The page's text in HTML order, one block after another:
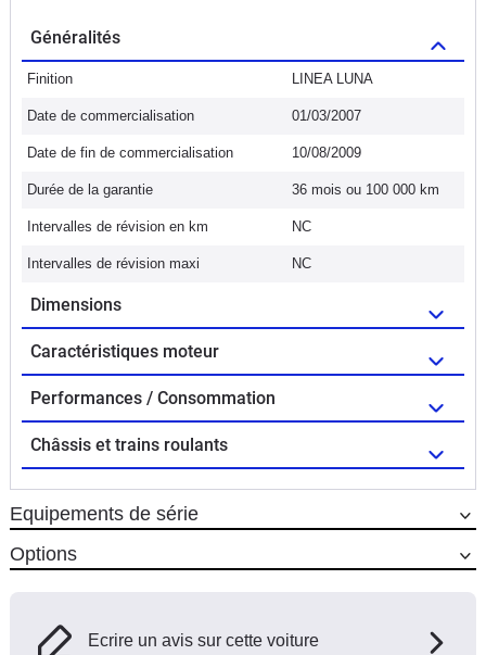
Généralités
Finition LINEA LUNA
Date de commercialisation 01/03/2007
Date de fin de commercialisation 10/08/2009
Durée de la garantie 36 mois ou 100 000 km
Intervalles de révision en km NC
Intervalles de révision maxi NC
Dimensions
Caractéristiques moteur
Performances / Consommation
Châssis et trains roulants
Equipements de série
Options
Ecrire un avis sur cette voiture